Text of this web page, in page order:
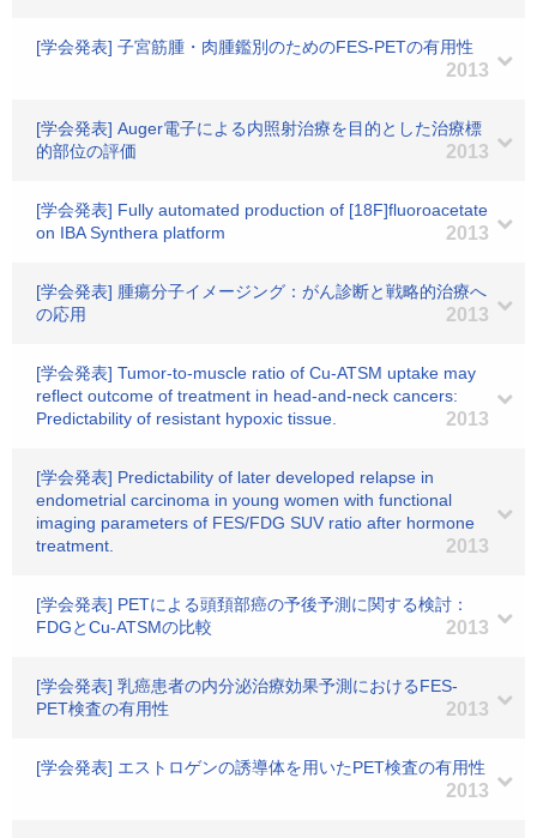
[学会発表] 子宮筋腫・肉腫鑑別のためのFES-PETの有用性
2013
[学会発表] Auger電子による内照射治療を目的とした治療標
的部位の評価
2013
[学会発表] Fully automated production of [18F]fluoroacetate
on IBA Synthera platform
2013
[学会発表] 腫瘍分子イメージング：がん診断と戦略的治療へ
の応用
2013
[学会発表] Tumor-to-muscle ratio of Cu-ATSM uptake may
reflect outcome of treatment in head-and-neck cancers:
Predictability of resistant hypoxic tissue.
2013
[学会発表] Predictability of later developed relapse in
endometrial carcinoma in young women with functional
imaging parameters of FES/FDG SUV ratio after hormone
treatment.
2013
[学会発表] PETによる頭頚部癌の予後予測に関する検討：
FDGとCu-ATSMの比較
2013
[学会発表] 乳癌患者の内分泌治療効果予測におけるFES-
PET検査の有用性
2013
[学会発表] エストロゲンの誘導体を用いたPET検査の有用性
2013